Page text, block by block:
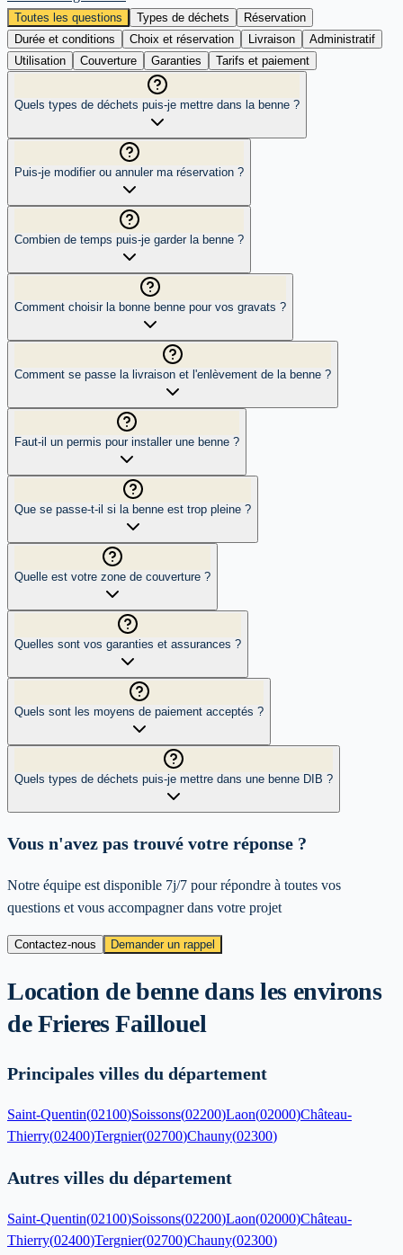
Toutes les questions Types de déchets
Réservation
Durée et conditions
Choix et réservation Livraison
Administratif
Utilisation
Couverture Garanties Tarifs et paiement
Quels types de déchets puis-je mettre dans la benne ?
Puis-je modifier ou annuler ma réservation ?
Combien de temps puis-je garder la benne ?
Comment choisir la bonne benne pour vos gravats ?
Comment se passe la livraison et l'enlèvement de la benne ?
Faut-il un permis pour installer une benne ?
Que se passe-t-il si la benne est trop pleine ?
Quelle est votre zone de couverture ?
Quelles sont vos garanties et assurances ?
Quels sont les moyens de paiement acceptés ?
Quels types de déchets puis-je mettre dans une benne DIB ?
Vous n'avez pas trouvé votre réponse ?
Notre équipe est disponible 7j/7 pour répondre à toutes vos
questions et vous accompagner dans votre projet
Contactez-nous Demander un rappel
Location de benne dans les environs
deFrieres Faillouel
Principales villes du département
Saint-Quentin(02100)Soissons(02200)Laon(02000)Château-
Thierry(02400)Tergnier(02700)Chauny(02300)
Autres villes du département
Saint-Quentin(02100)Soissons(02200)Laon(02000)Château-
Thierry(02400)Tergnier(02700)Chauny(02300)